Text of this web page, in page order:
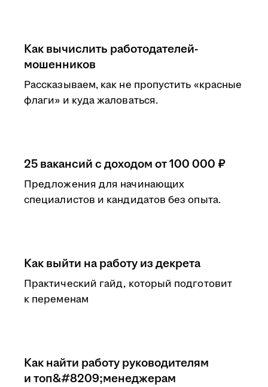
Как вычислить работодателей-
мошенников
Рассказываем, как не пропустить «красные
флаги» и куда жаловаться.
25 вакансий с доходом от 100 000 ₽
Предложения для начинающих
специалистов и кандидатов без опыта.
Как выйти на работу из декрета
Практический гайд, который подготовит
к переменам
Как найти работу руководителям
и топ&#8209;менеджерам